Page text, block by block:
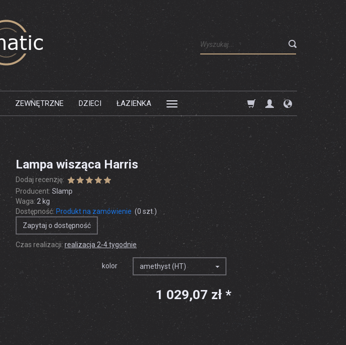
Wyszukaj
ZEWNĘTRZNE DZIECI ŁAZIENKA
Lampa wisząca Harris
Dodaj recenzję:
Producent: Slamp
Waga: 2 kg
Dostępność: Produkt na zamówienie (0szt.)
Zapytaj o dostępność
Czas realizacji: realizacja 2-4 tygodnie
kolor amethyst (HT)
1 029,07 zł *